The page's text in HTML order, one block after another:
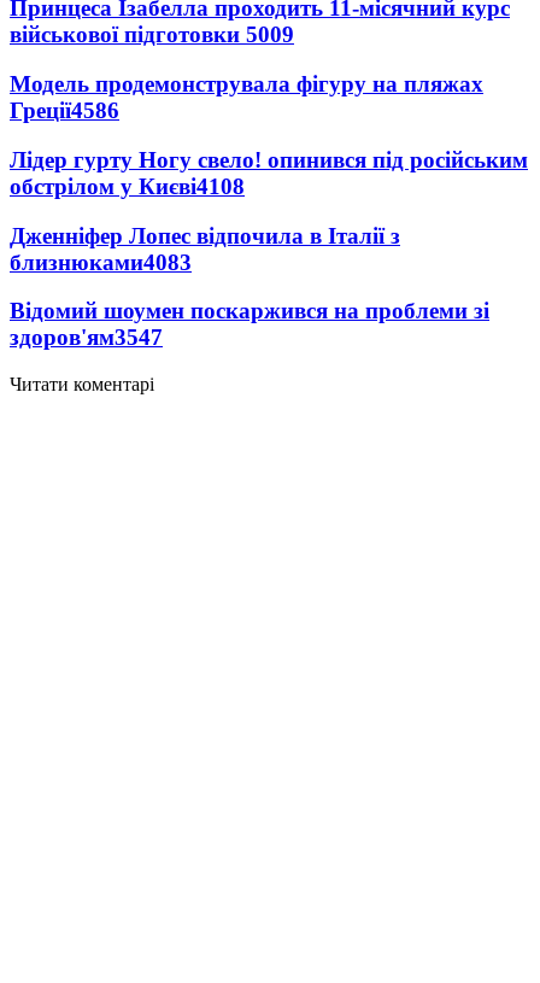
Принцеса Ізабелла проходить 11-місячний курс
військової підготовки 5009
Модель продемонструвала фігуру на пляжах
Греції4586
Лідер гурту Ногу свело! опинився під російським
обстрілом у Києві4108
Дженніфер Лопес відпочила в Італії з
близнюками4083
Відомий шоумен поскаржився на проблеми зі
здоров'ям3547
Читати коментарі